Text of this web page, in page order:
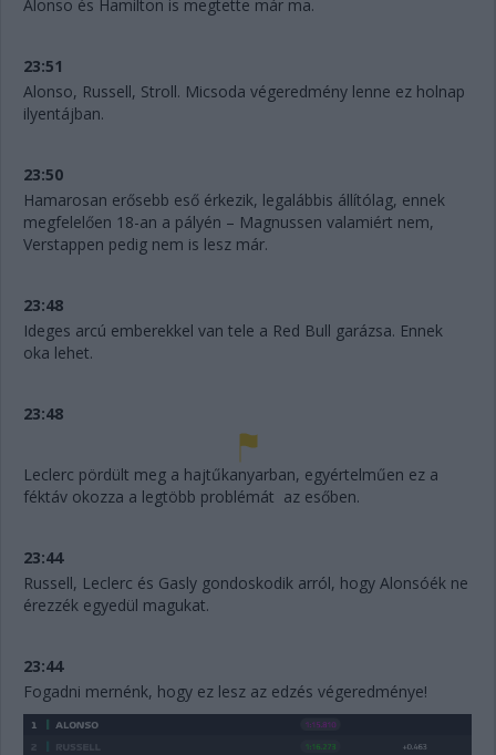
Alonso és Hamilton is megtette már ma.
23:51
Alonso, Russell, Stroll. Micsoda végeredmény lenne ez holnap
ilyentájban.
23:50
Hamarosan erősebb eső érkezik, legalábbis állítólag, ennek
megfelelően 18-an a pályén – Magnussen valamiért nem,
Verstappen pedig nem is lesz már.
23:48
Ideges arcú emberekkel van tele a Red Bull garázsa. Ennek
oka lehet.
23:48
Leclerc pördült meg a hajtűkanyarban, egyértelműen ez a
féktáv okozza a legtöbb problémát az esőben.
23:44
Russell, Leclerc és Gasly gondoskodik arról, hogy Alonsóék ne
érezzék egyedül magukat.
23:44
Fogadni mernénk, hogy ez lesz az edzés végeredménye!